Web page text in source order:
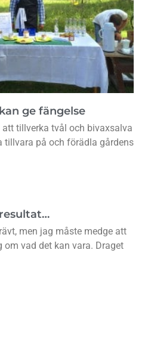
ge fängelse
tillverka tvål och bivaxsalva
tillvara på och förädla gårdens
men jag måste medge att
om vad det kan vara. Draget